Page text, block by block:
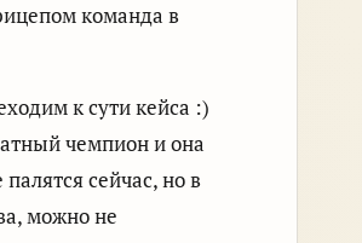
команда в
к сути кейса :)
чемпион и она
сейчас, но в
можно не